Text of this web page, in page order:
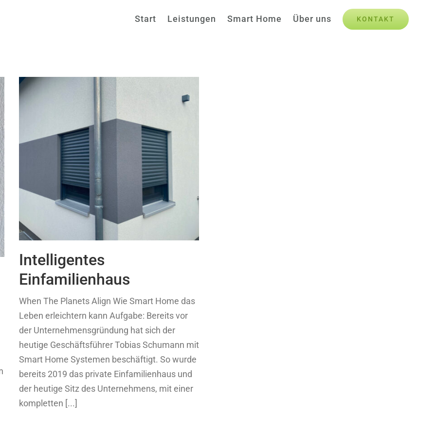
Start Leistungen Smart Home Über uns KONTAKT
Intelligentes
Einfamilienhaus
When The Planets Align Wie Smart Home das
Leben erleichtern kann Aufgabe: Bereits vor
der Unternehmensgründung hat sich der
heutige Geschäftsführer Tobias Schumann mit
Smart Home Systemen beschäftigt. So wurde
bereits 2019 das private Einfamilienhaus und
der heutige Sitz des Unternehmens, mit einer
kompletten [...]